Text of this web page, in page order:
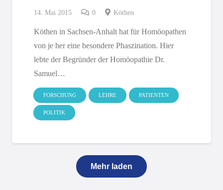
14. Mai 2015 0 Köthen
Köthen in Sachsen-Anhalt hat für Homöopathen
von je her eine besondere Phaszination. Hier
lebte der Begründer der Homöopathie Dr.
Samuel…
FORSCHUNG LEHRE PATIENTEN
POLITIK
Mehr laden